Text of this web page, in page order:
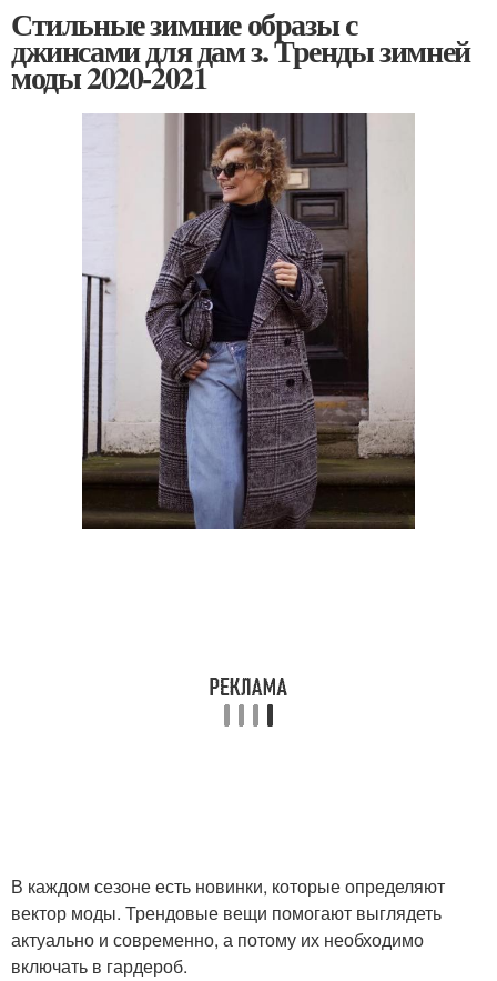
Стильные зимние образы с
джинсами для дам з. Тренды зимней
моды 2020-2021
В каждом сезоне есть новинки, которые определяют
вектор моды. Трендовые вещи помогают выглядеть
актуально и современно, а потому их необходимо
включать в гардероб.